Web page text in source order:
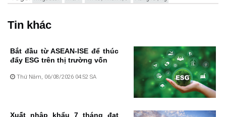
Tin khác
Bắt đầu từ ASEAN-ISE để thúc
đẩy ESG trên thị trường vốn
Thứ Năm, 06/08/2026 04:52 SA
Xuất nhập khẩu 7 tháng đạt